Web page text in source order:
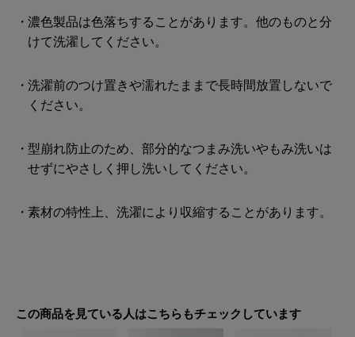
濃色製品は色落ちすることがあります。他のものと分
けて洗濯してください。
洗濯前のつけ置きや濡れたままで長時間放置しないで
ください。
型崩れ防止のため、部分的なつまみ洗いやもみ洗いは
せずにやさしく押し洗いしてください。
素材の特性上、洗濯により収縮することがあります。
この商品を見ている人はこちらもチェックしています